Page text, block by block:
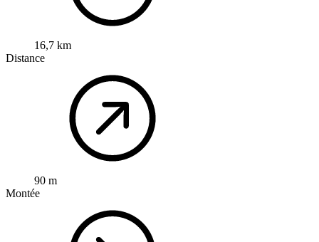
16,7 km
Distance
90 m
Montée